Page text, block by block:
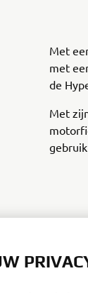
Met
met
de
Met